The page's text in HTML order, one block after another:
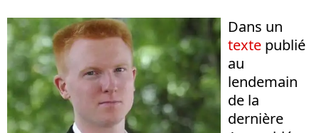
Dans un
texte publié
au
lendemain
de la
dernière